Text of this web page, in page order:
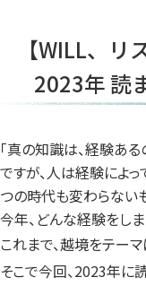
【WILL、
2023年 読
「真の知識は、経験あ
ですが、人は経験によ
つの時代も変わらない
今年、どんな経験をし
これまで、越境をテー
そこで今回、2023年に